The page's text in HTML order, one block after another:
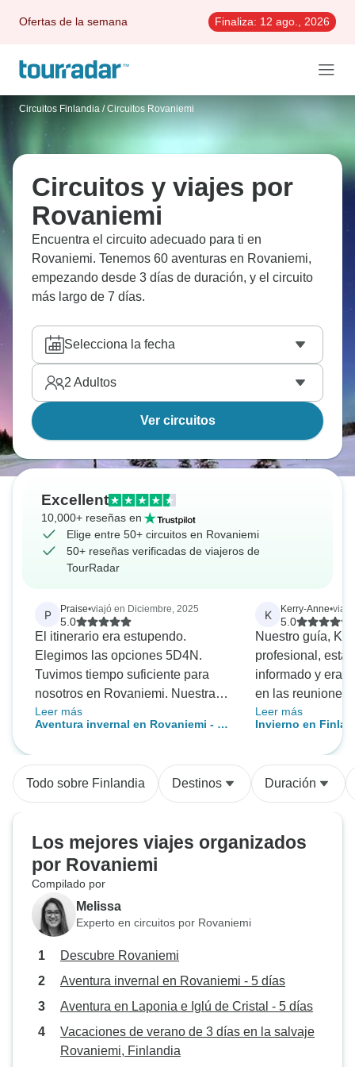
Ofertas de la semana Finaliza: 12 ago., 2026
Circuitos Finlandia / Circuitos Rovaniemi
Circuitos y viajes por
Rovaniemi
Encuentra el circuito adecuado para ti en
Rovaniemi. Tenemos 60 aventuras en Rovaniemi,
empezando desde 3 días de duración, y el circuito
más largo de 7 días.
Selecciona la fecha
2 Adultos
Ver circuitos
Excellent
10,000+ reseñas en
Elige entre 50+ circuitos en Rovaniemi
50+ reseñas verificadas de viajeros de
TourRadar
P Praise•viajó en Diciembre, 2025
5.0
El itinerario era estupendo.
Elegimos las opciones 5D4N.
Tuvimos tiempo suficiente para
nosotros en Rovaniemi. Nuestra
guía, Aurora, fue muy amable al
explicar a su grupo, que tenía
idiomas (español, italiano, inglés).
Pero se las arregló para explicar a
bien media excursión guiada,
aunque tuvimos suficiente tiempo
libre para explorar la zona. Estuvo
bien, ya que conseguimos cubrir
las actividades principales: Trineo
tirado por huskies, moto de nieve,
pueblo de Santa Claus (transporte
proporcionado, pero gratuito y
fácil), noche de auroras. Es triste
que durante nuestro tiempo no
pudiéramos ver la aurora debido a
las condiciones meteorológicas.
Leer más
Aventura invernal en Rovaniemi - 5
K Kerry-Anne•viajó
5.0
Nuestro guía,
profesional,
informado y era
en las reuniones
encantaría hacer
itinerario fue
inconveniente
gachas en el
de todos.
Leer más
Invierno en
Auroras Boreales
Todo sobre Finlandia Destinos Duración
Los mejores viajes organizados
por Rovaniemi
Compilado por
Melissa
Experto en circuitos por Rovaniemi
Descubre Rovaniemi
Aventura invernal en Rovaniemi - 5 días
Aventura en Laponia e Iglú de Cristal - 5 días
Vacaciones de verano de 3 días en la salvaje
Rovaniemi, Finlandia